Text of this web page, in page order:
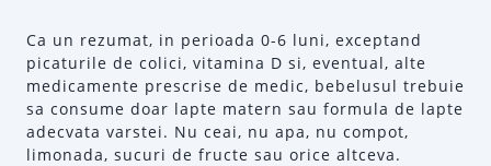
Ca un rezumat, in perioada 0-6 luni, exceptand
picaturile de colici, vitamina D si, eventual, alte
medicamente prescrise de medic, bebelusul trebuie
sa consume doar lapte matern sau formula de lapte
adecvata varstei. Nu ceai, nu apa, nu compot,
limonada, sucuri de fructe sau orice altceva.